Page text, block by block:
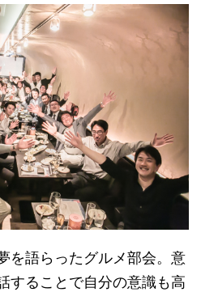
を語らったグルメ部会。意
することで自分の意識も高